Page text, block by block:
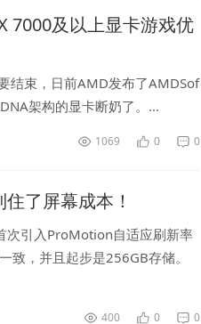
7000及以上显卡游戏优
结束，日前AMD发布了AMDSof
架构的显卡断奶了。...
1069 0 0
了屏幕成本！
次引入ProMotion自适应刷新率
，并且起步是256GB存储。
400 0 0